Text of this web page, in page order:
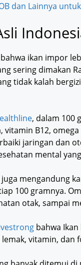
dan Lainnya
ikan impor
sering dimakan
tidak kalah
, dalam 100
vitamin B12,
jaringan dan
mental
mengandung
100 gramnya.
otak, sampai
bahwa
vitamin, dan